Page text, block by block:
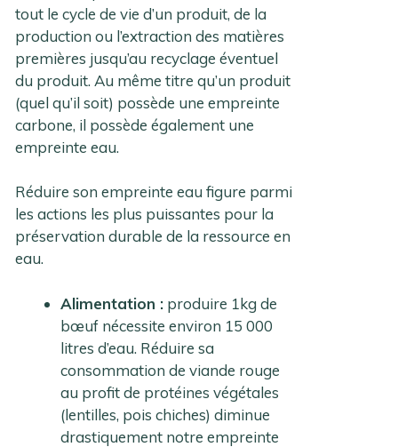
tout le cycle de vie d’un produit, de la
production ou l’extraction des matières
premières jusqu’au recyclage éventuel
du produit. Au même titre qu’un produit
(quel qu’il soit) possède une empreinte
carbone, il possède également une
empreinte eau.
Réduire son empreinte eau figure parmi
les actions les plus puissantes pour la
préservation durable de la ressource en
eau.
Alimentation : produire 1kg de
bœuf nécessite environ 15 000
litres d’eau. Réduire sa
consommation de viande rouge
au profit de protéines végétales
(lentilles, pois chiches) diminue
drastiquement notre empreinte